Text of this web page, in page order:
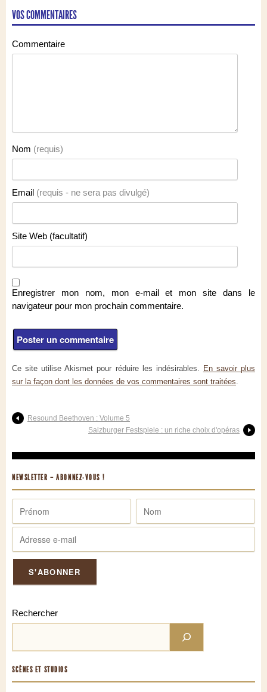
VOS COMMENTAIRES
Commentaire
Nom (requis)
Email (requis - ne sera pas divulgé)
Site Web (facultatif)
Enregistrer mon nom, mon e-mail et mon site dans le
navigateur pour mon prochain commentaire.
Ce site utilise Akismet pour réduire les indésirables. En savoir plus
sur la façon dont les données de vos commentaires sont traitées
Resound Beethoven : Volume 5
Salzburger Festspiele : un riche choix d'opéras
NEWSLETTER – ABONNEZ-VOUS !
Rechercher
SCÈNES ET STUDIOS